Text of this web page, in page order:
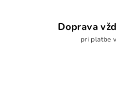
Doprava
pri platbe